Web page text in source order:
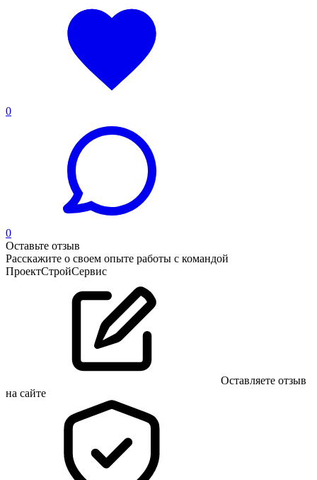
0
0
Оставьте отзыв
Расскажите о своем опыте работы с командой
ПроектСтройСервис
Оставляете отзыв
на сайте